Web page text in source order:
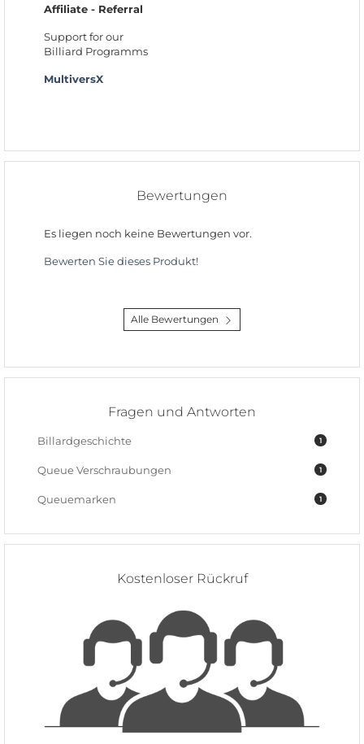
Affiliate - Referral
Support for our
Billiard Programms
MultiversX
Bewertungen
Es liegen noch keine Bewertungen vor.
Bewerten Sie dieses Produkt!
Alle Bewertungen
Fragen und Antworten
1
Billardgeschichte
1
Queue Verschraubungen
1
Queuemarken
Kostenloser Rückruf